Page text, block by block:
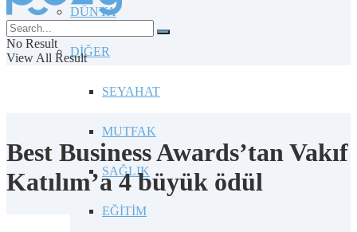
DÜNYA
DİĞER
SEYAHAT
MUTFAK
SAĞLIK
EĞİTİM
No Result
View All Result
Best Business Awards’tan Vakıf
Katılım’a 4 büyük ödül